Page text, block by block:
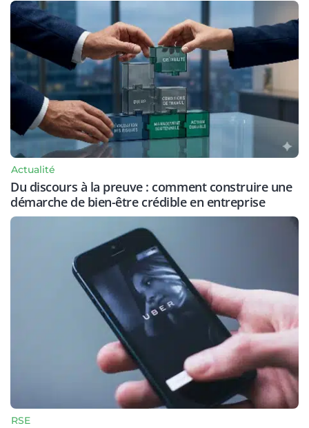
Actualité
Du discours à la preuve : comment construire une
démarche de bien-être crédible en entreprise
RSE